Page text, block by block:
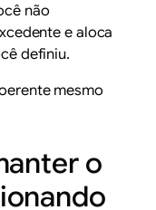
não
e aloca
definiu.
mesmo
o